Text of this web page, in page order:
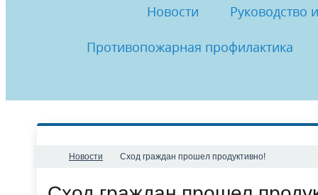
Новости Руководство
Руководство
Обеспечение пожарной безопасности
Противопожарная профилактика
Новости ​Сход граждан прошел продуктивно!